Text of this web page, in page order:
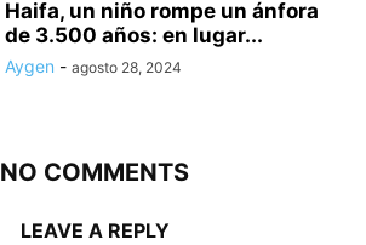
Haifa, un niño rompe un ánfora
de 3.500 años: en lugar...
Aygen - agosto 28, 2024
NO COMMENTS
LEAVE A REPLY